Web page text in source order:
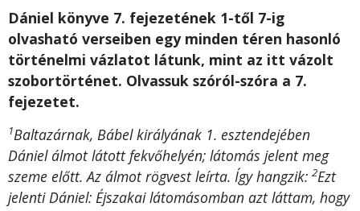
Dániel könyve 7. fejezetének 1-től 7-ig
olvasható verseiben egy minden téren hasonló
történelmi vázlatot látunk, mint az itt vázolt
szobortörténet. Olvassuk szóról-szóra a 7.
fejezetet.
1Baltazárnak, Bábel királyának 1. esztendejében
Dániel álmot látott fekvőhelyén; látomás jelent meg
szeme előtt. Az álmot rögvest leírta. Így hangzik: 2Ezt
jelenti Dániel: Éjszakai látomásomban azt láttam, hogy